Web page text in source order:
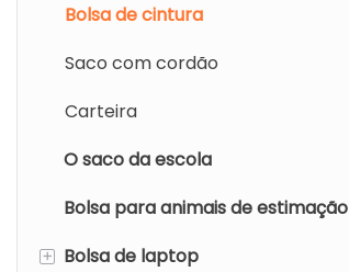
Bolsa de cintura
Saco com cordão
Carteira
O saco da escola
Bolsa para animais de estimação
+ Bolsa de laptop